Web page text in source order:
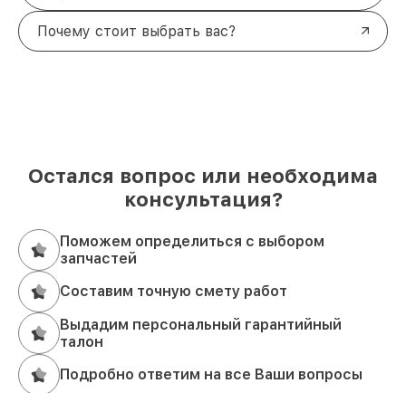
Почему стоит выбрать вас?
Остался вопрос или необходима
консультация?
Поможем определиться с выбором
запчастей
Составим точную смету работ
Выдадим персональный гарантийный
талон
Подробно ответим на все Ваши вопросы